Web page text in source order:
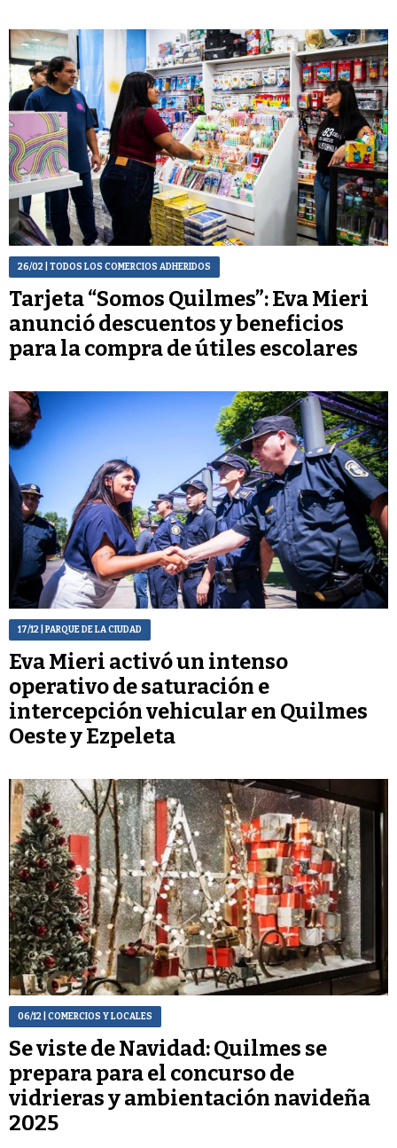
26/02 | TODOS LOS COMERCIOS ADHERIDOS
Tarjeta “Somos Quilmes”: Eva Mieri
anunció descuentos y beneficios
para la compra de útiles escolares
17/12 | PARQUE DE LA CIUDAD
Eva Mieri activó un intenso
operativo de saturación e
intercepción vehicular en Quilmes
Oeste y Ezpeleta
06/12 | COMERCIOS Y LOCALES
Se viste de Navidad: Quilmes se
prepara para el concurso de
vidrieras y ambientación navideña
2025